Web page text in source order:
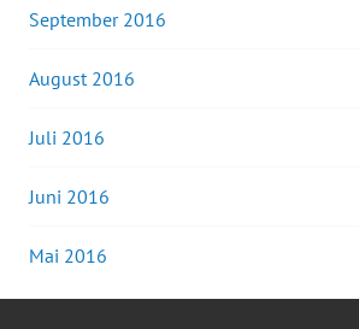
September 2016
August 2016
Juli 2016
Juni 2016
Mai 2016